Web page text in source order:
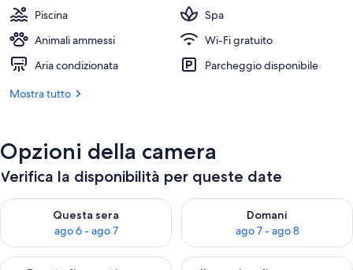
Massaggi
Piscina
Spa
Animali ammessi
Wi-Fi gratuito
Aria condizionata
Parcheggio disponibile
Mostra tutto
Opzioni della camera
Verifica la disponibilità per queste date
Questa sera
ago 6 - ago 7
Verifica la disponibilità per questa sera, ago 6 - ago 7
Domani
ago 7 - ago 8
Verifica la disponibilità per
Verifica la disponibilità per questo fine settimana, ago 7 - ago
Verifica la disponibilità per il